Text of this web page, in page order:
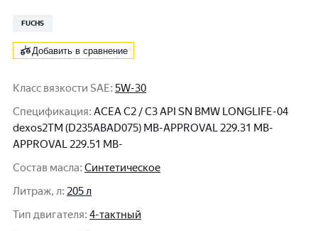
FUCHS
Добавить в сравнение
Класс вязкости SAE: 5W-30
Спецификация: ACEA C2 / C3 API SN BMW LONGLIFE-04
dexos2TM (D235ABAD075) MB-APPROVAL 229.31 MB-
APPROVAL 229.51 MB-
Состав масла: Синтетическое
Литраж, л: 205 л
Тип двигателя: 4-тактный